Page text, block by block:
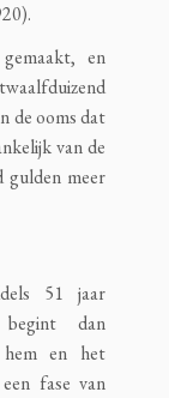
en
de ooms dat
van de
gulden meer
51 jaar
dan
en het
fase van